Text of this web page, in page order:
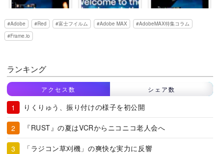
Adobe Red 富士フイルム Adobe MAX
AdobeMAX特集コラム
Frame.io
ランキング
アクセス数 シェア数
りくりゅう、振り付けの様子を初公開
『RUST』の夏はVCRからニコニコ老人会へ
「ラジコン草刈機」の爽快な実力に反響